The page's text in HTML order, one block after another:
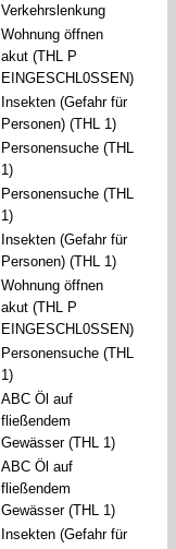
Verkehrslenkung
Wohnung öffnen
akut (THL P
EINGESCHL0SSEN)
Insekten (Gefahr für
Personen) (THL 1)
Personensuche (THL
1)
Personensuche (THL
1)
Insekten (Gefahr für
Personen) (THL 1)
Wohnung öffnen
akut (THL P
EINGESCHL0SSEN)
Personensuche (THL
1)
ABC Öl auf
fließendem
Gewässer (THL 1)
ABC Öl auf
fließendem
Gewässer (THL 1)
Insekten (Gefahr für